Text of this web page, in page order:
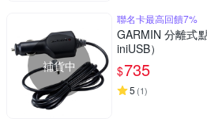
補貨中
聯名卡最高回饋7%
GARMIN 分離式
iniUSB）
$735
5 (1)